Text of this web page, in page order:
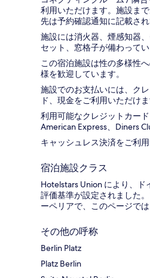
利用いただけます。施設ま
先は予約確認通知に記載され
施設には消火器、煙感知器
セット、窓格子が備わってい
この宿泊施設は性の多様性
様を歓迎しています。
施設でのお支払いには、ク
ド、現金をご利用いただけま
利用可能なクレジットカード
American Express、Diners
キャッシュレス決済をご利用
宿泊施設クラス
Hotelstars Union により、
評価基準が設定されました
ーペリアで、このページで
その他の呼称
Berlin Platz
Platz Berlin